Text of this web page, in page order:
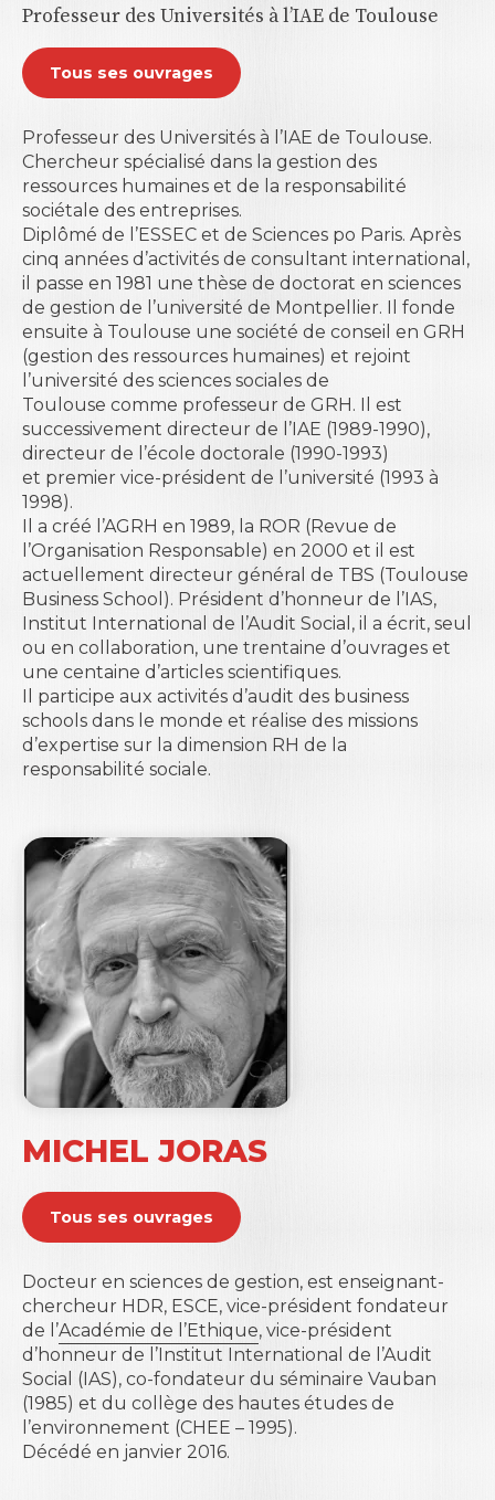
Professeur des Universités à l’IAE de Toulouse
Tous ses ouvrages
Professeur des Universités à l’IAE de Toulouse.
Chercheur spécialisé dans la gestion des
ressources humaines et de la responsabilité
sociétale des entreprises.
Diplômé de l’ESSEC et de Sciences po Paris. Après
cinq années d’activités de consultant international,
il passe en 1981 une thèse de doctorat en sciences
de gestion de l’université de Montpellier. Il fonde
ensuite à Toulouse une société de conseil en GRH
(gestion des ressources humaines) et rejoint
l’université des sciences sociales de
Toulouse comme professeur de GRH. Il est
successivement directeur de l’IAE (1989-1990),
directeur de l’école doctorale (1990-1993)
et premier vice-président de l’université (1993 à
1998).
Il a créé l’AGRH en 1989, la ROR (Revue de
l’Organisation Responsable) en 2000 et il est
actuellement directeur général de TBS (Toulouse
Business School). Président d’honneur de l’IAS,
Institut International de l’Audit Social, il a écrit, seul
ou en collaboration, une trentaine d’ouvrages et
une centaine d’articles scientifiques.
Il participe aux activités d’audit des business
schools dans le monde et réalise des missions
d’expertise sur la dimension RH de la
responsabilité sociale.
MICHEL JORAS
Tous ses ouvrages
Docteur en sciences de gestion, est enseignant-
chercheur HDR, ESCE, vice-président fondateur
de l’Académie de l’Ethique, vice-président
d’honneur de l’ Institut International de l’Audit
Social (IAS), co-fondateur du séminaire Vauban
(1985) et du collège des hautes études de
l’environnement (CHEE – 1995).
Décédé en janvier 2016.